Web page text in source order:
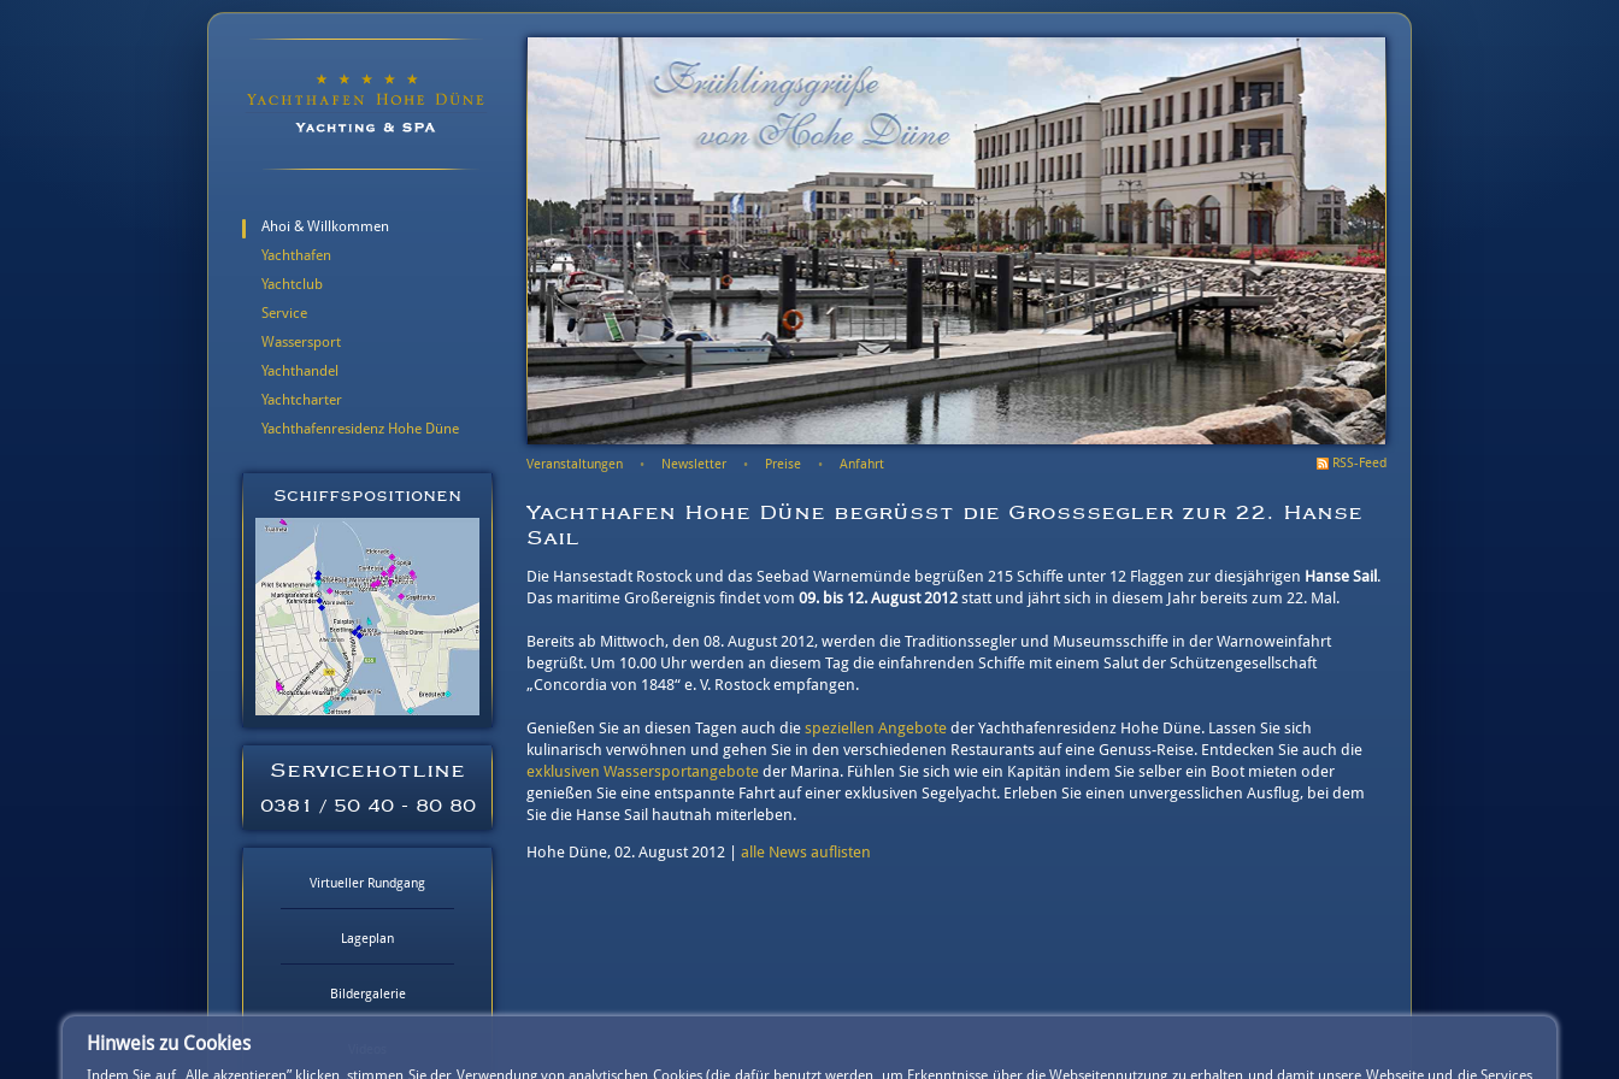
Ahoi & Willkommen
Yachthafen
Yachtclub
Service
Wassersport
Yachthandel
Yachtcharter
Yachthafenresidenz Hohe Düne
Schiffspositionen
Servicehotline
0381 / 50 40 - 80 80
Virtueller Rundgang
Lageplan
Bildergalerie
Veranstaltungen Newsletter Preise Anfahrt RSS-Feed
Yachthafen Hohe Düne begrüßt die Großsegler zur 22. Hanse
Sail
Die Hansestadt Rostock und das Seebad Warnemünde begrüßen 215 Schiffe unter 12 Flaggen zur diesjährigen Hanse Sail .
Das maritime Großereignis findet vom 09. bis 12. August 2012 statt und jährt sich in diesem Jahr bereits zum 22. Mal.
Bereits ab Mittwoch, den 08. August 2012, werden die Traditionssegler und Museumsschiffe in der Warnoweinfahrt
begrüßt. Um 10.00 Uhr werden an diesem Tag die einfahrenden Schiffe mit einem Salut der Schützengesellschaft
„Concordia von 1848“ e. V. Rostock empfangen.
Genießen Sie an diesen Tagen auch die speziellen Angebote der Yachthafenresidenz Hohe Düne. Lassen Sie sich
kulinarisch verwöhnen und gehen Sie in den verschiedenen Restaurants auf eine Genuss-Reise. Entdecken Sie auch die
exklusiven Wassersportangebote der Marina. Fühlen Sie sich wie ein Kapitän indem Sie selber ein Boot mieten oder
genießen Sie eine entspannte Fahrt auf einer exklusiven Segelyacht. Erleben Sie einen unvergesslichen Ausflug, bei dem
Sie die Hanse Sail hautnah miterleben.
Hohe Düne, 02. August 2012 | alle News auflisten
Hinweis zu Cookies
Indem Sie auf „Alle akzeptieren” klicken, stimmen Sie der Verwendung von analytischen Cookies (die dafür benutzt werden, um Erkenntnisse über die Webseitennutzung zu erhalten und damit unsere Webseite und die Services